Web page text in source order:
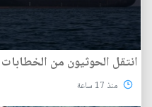
انتقل الحوثيون من الخطابات
منذ 17 ساعة